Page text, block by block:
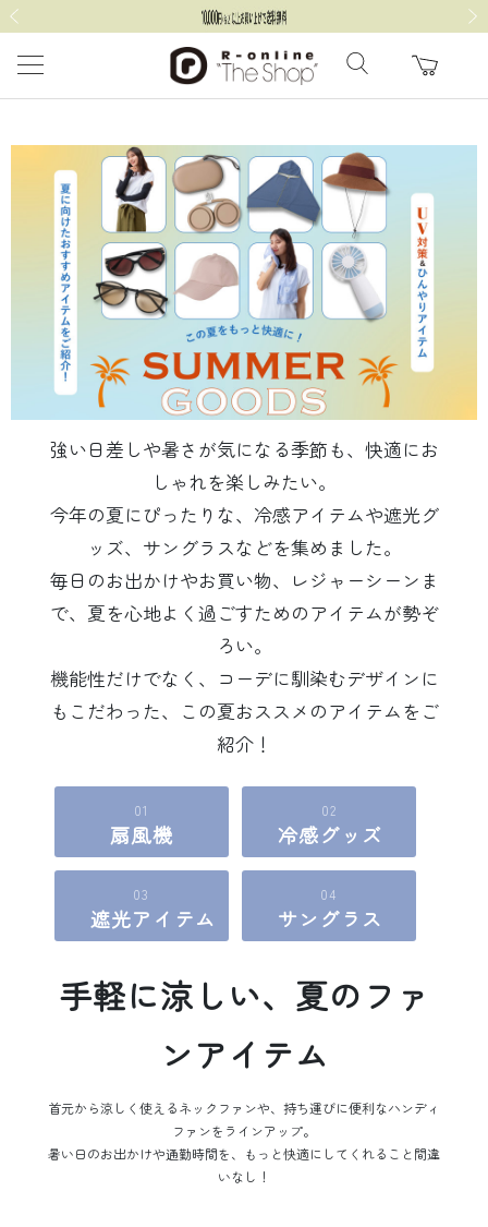
強い日差しや暑さが気になる季節も、快適にお
しゃれを楽しみたい。
今年の夏にぴったりな、冷感アイテムや遮光グ
ッズ、サングラスなどを集めました。
毎日のお出かけやお買い物、レジャーシーンま
で、夏を心地よく過ごすためのアイテムが勢ぞ
ろい。
機能性だけでなく、コーデに馴染むデザインに
もこだわった、この夏おススメのアイテムをご
紹介！
01
扇風機
02
冷感グッズ
03
遮光アイテム
04
サングラス
手軽に涼しい、夏のファ
ンアイテム
首元から涼しく使えるネックファンや、持ち運びに便利なハンディ
ファンをラインアップ。
暑い日のお出かけや通勤時間を、もっと快適にしてくれること間違
いなし！